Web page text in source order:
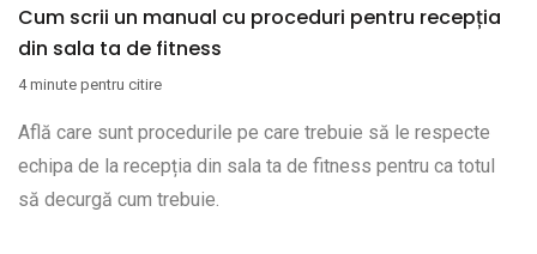
Cum scrii un manual cu proceduri pentru recepția
din sala ta de fitness
4 minute pentru citire
Află care sunt procedurile pe care trebuie să le respecte
echipa de la recepția din sala ta de fitness pentru ca totul
să decurgă cum trebuie.